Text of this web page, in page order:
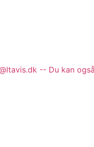
-- Du kan